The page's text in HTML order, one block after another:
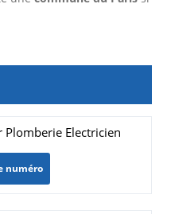
Plomberie Electricien
numéro